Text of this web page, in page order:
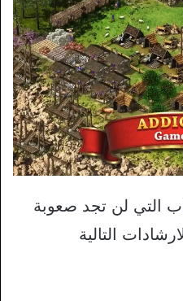
التي لن تجد صعوبة
التالية